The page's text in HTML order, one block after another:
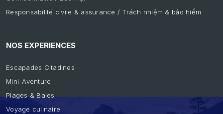
Responsabilité civile & assurance / Trách nhiệm & bảo hiểm
NOS EXPERIENCES
Escapades Citadines
Mini-Aventure
Plages & Baies
Voyage culinaire